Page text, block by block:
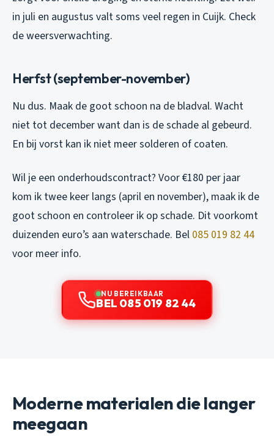
in juli en augustus valt soms veel regen in Cuijk. Check
de weersverwachting.
Herfst (september-november)
Nu dus. Maak de goot schoon na de bladval. Wacht
niet tot december want dan is de schade al gebeurd.
En bij vorst kan ik niet meer solderen of coaten.
Wil je een onderhoudscontract? Voor €180 per jaar
kom ik twee keer langs (april en november), maak ik de
goot schoon en controleer ik op schade. Dit voorkomt
duizenden euro’s aan waterschade. Bel 085 019 82 44
voor meer info.
NU BEREIKBAAR
BEL 085 019 82 44
Moderne materialen die langer
meegaan